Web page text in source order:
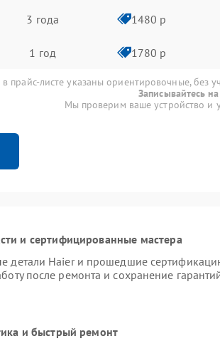
3 года 1480 р
1 год 1780 р
прайс-листе указаны ориентировочные, без
Записывайтесь
Мы проверим ваше устройство и
и сертифицированные мастера
детали Haier и прошедшие
после ремонта и сохранение
и быстрый ремонт